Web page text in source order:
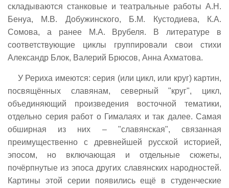
складываются станковые и театральные работы А.Н.
Бенуа, М.В. Добужинского, Б.М. Кустодиева, К.А.
Сомова, а ранее М.А. Врубеля. В литературе в
соответствующие циклы группировали свои стихи
Александр Блок, Валерий Брюсов, Анна Ахматова.
У Рериха имеются: серия (или цикл, или круг) картин,
посвящённых славянам, северный "круг", цикл,
объединяющий произведения восточной тематики,
отдельно серия работ о Гималаях и так далее. Самая
обширная из них – "славянская", связанная
преимущественно с древнейшей русской историей,
эпосом, но включающая и отдельные сюжеты,
почёрпнутые из эпоса других славянских народностей.
Картины этой серии появились ещё в студенческие